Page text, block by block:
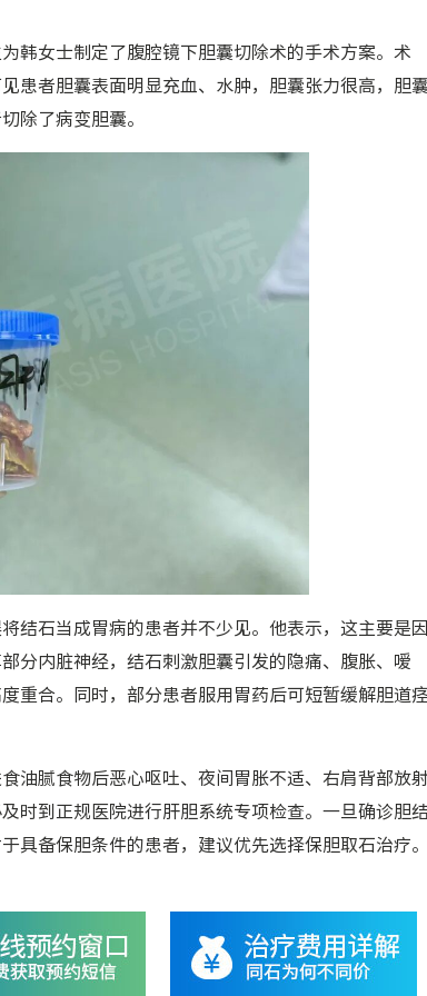
韩女士制定了腹腔镜下胆囊切除术的手术方案。术
患者胆囊表面明显充血、水肿，胆囊张力很高，胆
除了病变胆囊。
结石当成胃病的患者并不少见。他表示，这主要是
分内脏神经，结石刺激胆囊引发的隐痛、腹胀、嗳
重合。同时，部分患者服用胃药后可短暂缓解胆道
油腻食物后恶心呕吐、夜间胃胀不适、右肩背部放
时到正规医院进行肝胆系统专项检查。一旦确诊胆
具备保胆条件的患者，建议优先选择保胆取石治疗